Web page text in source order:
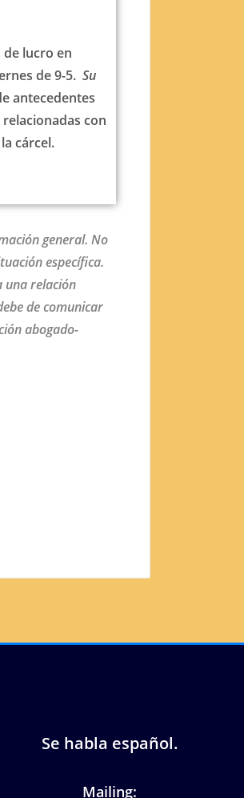
lucro en
de 9-5. Su
antecedentes
con
cárcel.
general. No
específica.
una relación
de comunicar
abogado-
Se habla español.
Mailing: